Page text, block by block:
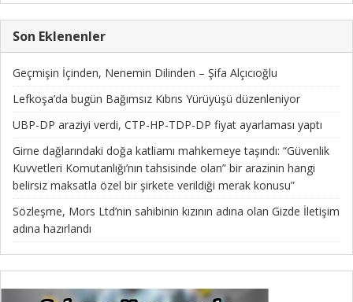
Son Eklenenler
Geçmişin İçinden, Nenemin Dilinden – Şifa Alçıcıoğlu
Lefkoşa’da bugün Bağımsız Kıbrıs Yürüyüşü düzenleniyor
UBP-DP araziyi verdi, CTP-HP-TDP-DP fiyat ayarlaması yaptı
Girne dağlarındaki doğa katliamı mahkemeye taşındı: “Güvenlik
Kuvvetleri Komutanlığı’nın tahsisinde olan” bir arazinin hangi
belirsiz maksatla özel bir şirkete verildiği merak konusu”
Sözleşme, Mors Ltd’nin sahibinin kızının adına olan Gizde İletişim
adına hazırlandı